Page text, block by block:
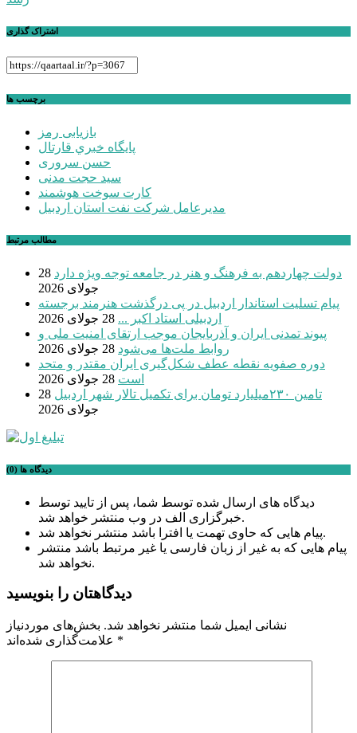
اشتراک گذاری
برچسب ها
بازیابی رمز
پايگاه خبري قارتال
حسن سروری
سید حجت مدنی
کارت سوخت هوشمند
مدیرعامل شرکت نفت استان اردبیل
مطالب مرتبط
دولت چهاردهم به فرهنگ و هنر در جامعه توجه ویژه دارد 28
جولای 2026
پیام تسلیت استاندار اردبیل در پی درگذشت هنرمند برجسته
اردبیلی استاد اکبر ... 28 جولای 2026
پیوند تمدنی ایران و آذربایجان موجب ارتقای امنیت ملی و
روابط ملت‌ها می‌شود 28 جولای 2026
دوره صفویه نقطه عطف شکل‌گیری ایران مقتدر و متحد
است 28 جولای 2026
تامین ۲۳۰میلیارد تومان برای تکمیل تالار شهر اردبیل
28
جولای 2026
دیدگاه ها (0)
دیدگاه های ارسال شده توسط شما، پس از تایید توسط
خبرگزاری الف در وب منتشر خواهد شد.
پیام هایی که حاوی تهمت یا افترا باشد منتشر نخواهد شد.
پیام هایی که به غیر از زبان فارسی یا غیر مرتبط باشد منتشر
نخواهد شد.
دیدگاهتان را بنویسید
نشانی ایمیل شما منتشر نخواهد شد. بخش‌های موردنیاز
*